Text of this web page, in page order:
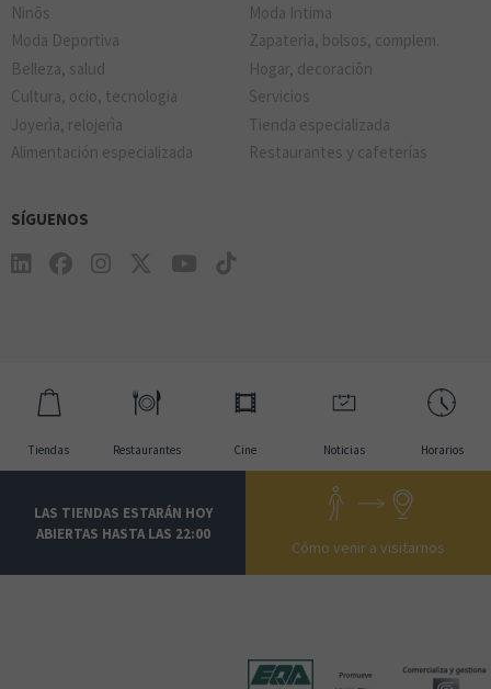
Ninõs
Moda Intima
Moda Deportiva
Zapateria, bolsos, complem.
Belleza, salud
Hogar, decoraciõn
Cultura, ocio, tecnologia
Servicios
Joyerìa, relojerìa
Tienda especializada
Alimentación especializada
Restaurantes y cafeterías
SÍGUENOS
Tiendas Restaurantes Cine Noticias Horarios
LAS TIENDAS ESTARÁN HOY
ABIERTAS HASTA LAS 22:00
Cómo venir a visitarnos